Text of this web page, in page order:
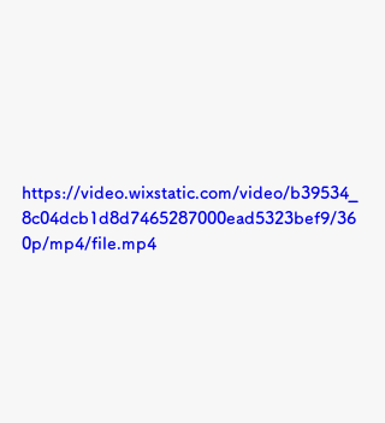
https://video.wixstatic.com/video/b39534_
8c04dcb1d8d7465287000ead5323bef9/36
0p/mp4/file.mp4